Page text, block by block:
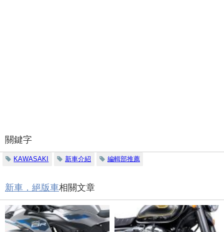
關鍵字
KAWASAKI 新車介紹 編輯部推薦
新車．絕版車相關文章